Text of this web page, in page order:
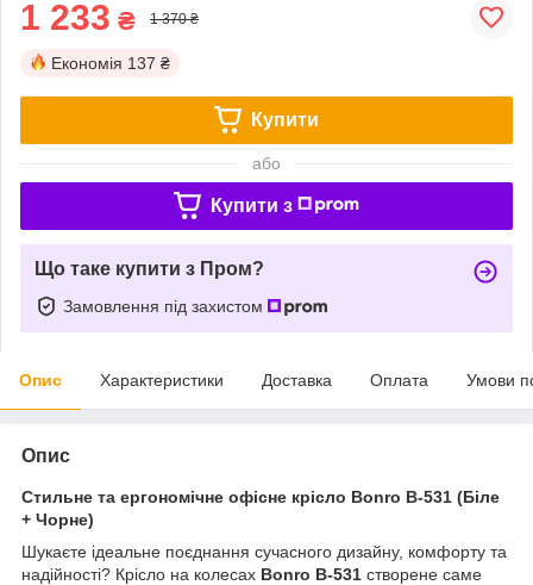
1 233 ₴ 1 370 ₴
Економія 137 ₴
Купити
або
Купити з
Що таке купити з Пром?
Замовлення під захистом
Опис Характеристики Доставка Оплата Умови
Опис
Стильне та ергономічне офісне крісло Bonro B-531 (Біле
+ Чорне)
Шукаєте ідеальне поєднання сучасного дизайну, комфорту та
надійності? Крісло на колесах Bonro B-531 створене саме